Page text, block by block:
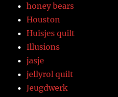
honey bears
Houston
Huisjes quilt
Illusions
jasje
jellyrol quilt
Jeugdwerk